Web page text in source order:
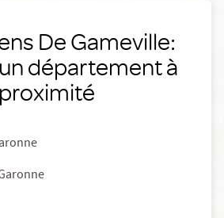
De Gameville:
département à
proximité